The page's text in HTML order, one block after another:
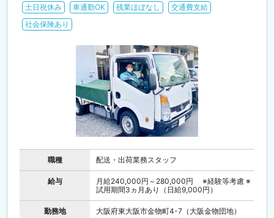
土日祝休み 車通勤OK 残業ほぼなし
交通費支給
社会保険あり
職種 配送・出荷業務スタッフ
給与
月給240,000円～280,000円 ※経験等考慮 ※
試用期間3ヵ月あり（日給9,000円）
勤務地 大阪府東大阪市金物町4-7（大阪金物団地）